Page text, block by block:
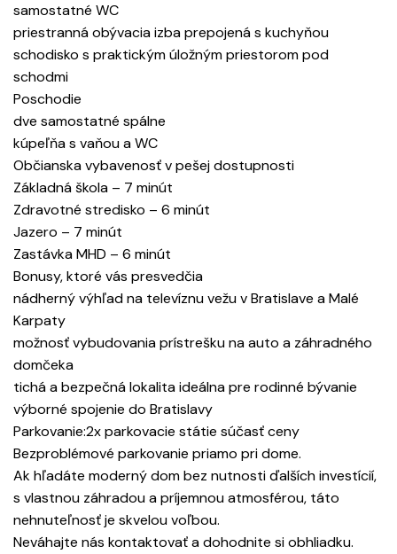
samostatné WC
priestranná obývacia izba prepojená s kuchyňou
schodisko s praktickým úložným priestorom pod
schodmi
Poschodie
dve samostatné spálne
kúpeľňa s vaňou a WC
Občianska vybavenosť v pešej dostupnosti
Základná škola – 7 minút
Zdravotné stredisko – 6 minút
Jazero – 7 minút
Zastávka MHD – 6 minút
Bonusy, ktoré vás presvedčia
nádherný výhľad na televíznu vežu v Bratislave a Malé
Karpaty
možnosť vybudovania prístrešku na auto a záhradného
domčeka
tichá a bezpečná lokalita ideálna pre rodinné bývanie
výborné spojenie do Bratislavy
Parkovanie:2x parkovacie státie súčasť ceny
Bezproblémové parkovanie priamo pri dome.
Ak hľadáte moderný dom bez nutnosti ďalších investícií,
s vlastnou záhradou a príjemnou atmosférou, táto
nehnuteľnosť je skvelou voľbou.
Neváhajte nás kontaktovať a dohodnite si obhliadku.